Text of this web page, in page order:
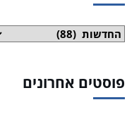
קטגוריות
פוסטים אחרונים